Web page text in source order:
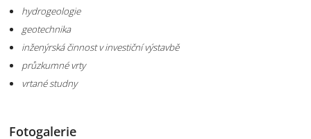
hydrogeologie
geotechnika
inženýrská činnost v investiční výstavbě
průzkumné vrty
vrtané studny
Fotogalerie